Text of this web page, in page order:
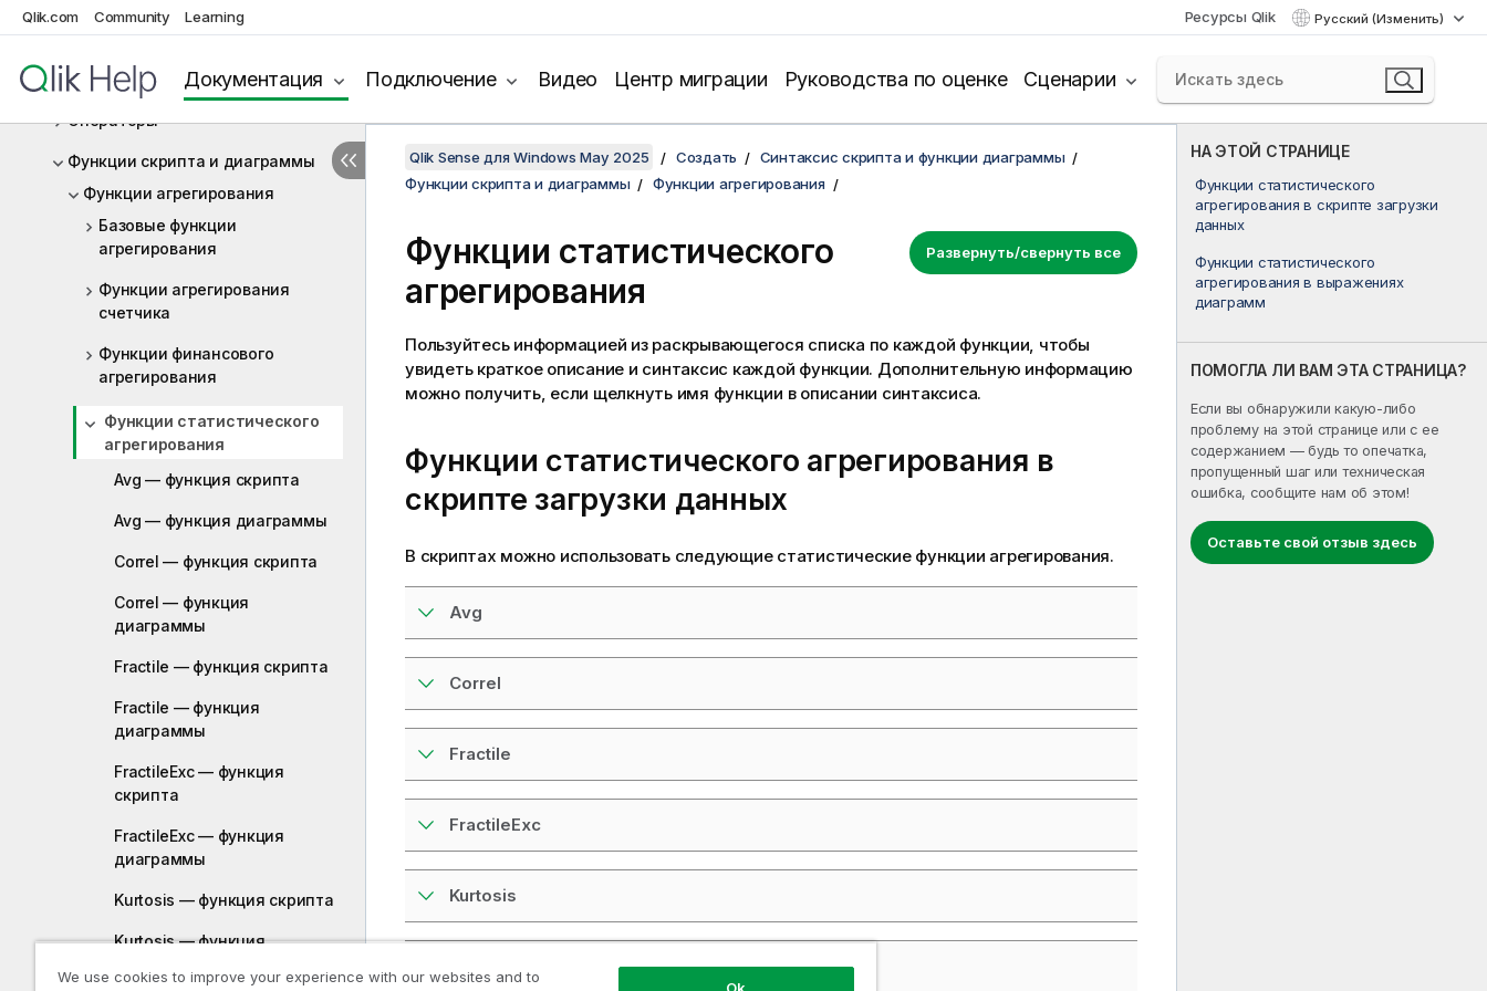
Qlik.com Community Learning Ресурсы Qlik Русский (Изменить)
Документация Подключение Видео Центр миграции Руководства по оценке Сценарии
Выражения скрипта
Выражения диаграммы
Операторы
Функции скрипта и диаграммы
Функции агрегирования
Базовые функции
агрегирования
Функции агрегирования
счетчика
Функции финансового
агрегирования
Функции статистического
агрегирования
Avg — функция скрипта
Avg — функция диаграммы
Correl — функция скрипта
Correl — функция
диаграммы
Fractile — функция скрипта
Fractile — функция
диаграммы
FractileExc — функция
скрипта
FractileExc — функция
диаграммы
Kurtosis — функция скрипта
Kurtosis — функция
НА ЭТОЙ СТРАНИЦЕ
Функции статистического
агрегирования в скрипте загрузки
данных
Функции статистического
агрегирования в выражениях
диаграмм
ПОМОГЛА ЛИ ВАМ ЭТА СТРАНИЦА?
Если вы обнаружили какую-либо
проблему на этой странице или с ее
содержанием — будь то опечатка,
пропущенный шаг или техническая
ошибка, сообщите нам об этом!
Оставьте свой отзыв здесь
Qlik Sense для Windows May 2025 Создать
Синтаксис скрипта и функции диаграммы
Функции скрипта и диаграммы
Функции агрегирования
Развернуть/свернуть все
Функции статистического
агрегирования
Пользуйтесь информацией из раскрывающегося списка по каждой функции, чтобы
увидеть краткое описание и синтаксис каждой функции. Дополнительную информацию
можно получить, если щелкнуть имя функции в описании синтаксиса.
Функции статистического агрегирования в
скрипте загрузки данных
В скриптах можно использовать следующие статистические функции агрегирования.
Avg
Correl
Fractile
FractileExc
Kurtosis
We use cookies to improve your experience with our websites and to